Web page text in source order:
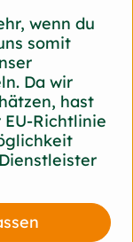
wenn du
somit
Da wir
hast
Richtlinie